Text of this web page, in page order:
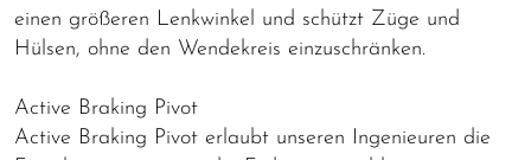
einen größeren Lenkwinkel und schützt Züge und
Hülsen, ohne den Wendekreis einzuschränken.
Active Braking Pivot
Active Braking Pivot erlaubt unseren Ingenieuren die